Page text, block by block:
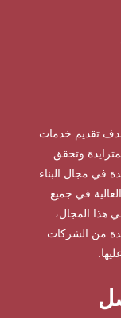
تقديم خدمات
وتحقق
في مجال البناء
في جميع
هذا المجال،
من الشركات